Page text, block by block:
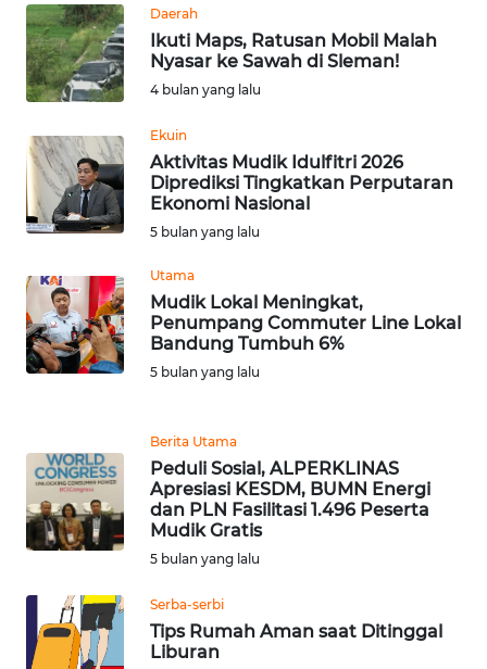
Daerah
Ikuti Maps, Ratusan Mobil Malah
Nyasar ke Sawah di Sleman!
4 bulan yang lalu
Ekuin
Aktivitas Mudik Idulfitri 2026
Diprediksi Tingkatkan Perputaran
Ekonomi Nasional
5 bulan yang lalu
Utama
Mudik Lokal Meningkat,
Penumpang Commuter Line Lokal
Bandung Tumbuh 6%
5 bulan yang lalu
Berita Utama
Peduli Sosial, ALPERKLINAS
Apresiasi KESDM, BUMN Energi
dan PLN Fasilitasi 1.496 Peserta
Mudik Gratis
5 bulan yang lalu
Serba-serbi
Tips Rumah Aman saat Ditinggal
Liburan
KONTAK
KAMI
IKLAN
TENTANG
KAMI
PEDOMAN
MEDIA
SIBER
DISCLAIMER
Regional
WN